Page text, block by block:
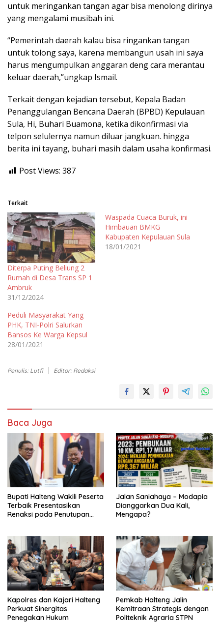
untuk meringankan tangan agar bisa menolong dirinya
yang mengalami musibah ini.
“Pemerintah daerah kalau bisa ringankan tangan
untuk tolong saya, karena membangun usah ini saya
harus mengumpulkan anggaran deng cara merantau
keluar daerah,”ungkap Ismail.
Terkait dengan kejadian tersebut, Kepala Badan
Penanggulangan Bencana Daerah (BPBD) Kepulauan
Sula, Hi, Buhari Buamona, ketika dikonfirmasi via
telpon selulernya namun diluar jangkuan. hingga
berita ini tayang, buhari masih dalam usaha konfirmasi.
Post Views: 387
Terkait
Diterpa Puting Beliung 2
Rumah di Desa Trans SP 1
Ambruk
31/12/2024
Waspada Cuaca Buruk, ini
Himbauan BMKG
Kabupaten Kepulauan Sula
18/01/2021
Peduli Masyarakat Yang
PHK, TNI-Polri Salurkan
Bansos Ke Warga Kepsul
28/01/2021
Penulis: Lutfi Editor: Redaksi
Baca Juga
Bupati Halteng Wakili Peserta
Terbaik Presentasikan
Renaksi pada Penutupan
Jalan Saniahaya – Modapia
Dianggarkan Dua Kali,
Mengapa?
Kapolres dan Kajari Halteng
Perkuat Sinergitas
Penegakan Hukum
Pemkab Halteng Jalin
Kemitraan Strategis dengan
Politeknik Agraria STPN